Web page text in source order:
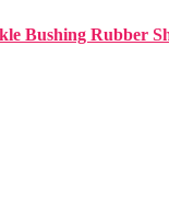
Bushing Rubber